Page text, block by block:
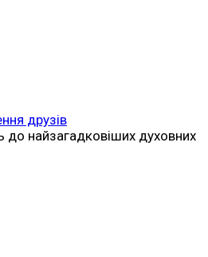
друзів
до найзагадковіших духовних